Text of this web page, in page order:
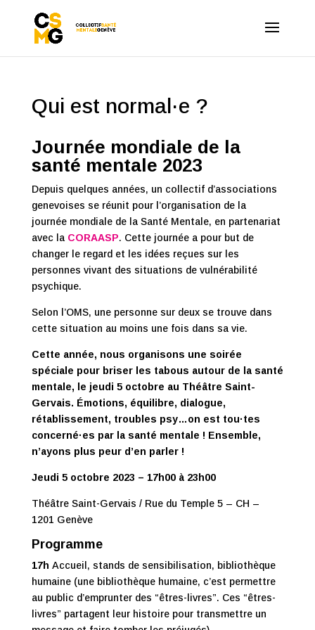
Qui est normal·e ?
Journée mondiale de la
santé mentale 2023
Depuis quelques années, un collectif d’associations
genevoises se réunit pour l’organisation de la
journée mondiale de la Santé Mentale, en partenariat
avec la CORAASP. Cette journée a pour but de
changer le regard et les idées reçues sur les
personnes vivant des situations de vulnérabilité
psychique.
Selon l’OMS, une personne sur deux se trouve dans
cette situation au moins une fois dans sa vie.
Cette année, nous organisons une soirée
spéciale pour briser les tabous autour de la santé
mentale, le jeudi 5 octobre au Théâtre Saint-
Gervais. Émotions, équilibre, dialogue,
rétablissement, troubles psy…on est tou·tes
concerné·es par la santé mentale ! Ensemble,
n’ayons plus peur d’en parler !
Jeudi 5 octobre 2023 – 17h00 à 23h00
Théâtre Saint-Gervais / Rue du Temple 5 – CH –
1201 Genève
Programme
17h Accueil, stands de sensibilisation, bibliothèque
humaine (une bibliothèque humaine, c’est permettre
au public d’emprunter des “êtres-livres”. Ces “êtres-
livres” partagent leur histoire pour transmettre un